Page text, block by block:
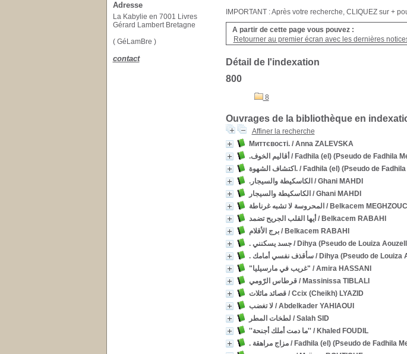
IMPORTANT : Après votre recherche, CLIQUEZ sur +
A partir de cette page vous pouvez :
Retourner au premier écran avec les dernières
Détail de l'indexation
800
8
Ouvrages de la bibliothèque en
Affiner la recherche
Миттєвості./ Anna ZALEVSKA
.أقاليم الخوف / Fadhila (el) (Pseudo de Fadhila
اكتشاف الشهوة./ Fadhila (el) (Pseudo de
.الكاسكيطة والسيجار / Ghani MAHDI
الكاسكيطة والسيجار / Ghani MAHDI
المحروسة لا تشبه غرناطة / Belkacem
أيها القلب الجريح تضمد / Belkacem RABAHI
برج الأقلام/ Belkacem RABAHI
. جسد يسكنني/ Dihya (Pseudo de Louiza
. سأقذف نفسي أمامك/ Dihya (Pseudo de Louiza
"غريب في مارسيليا" / Amira HASSANI
قرطاس الرّومي/ Massinissa TIBLALI
قصائد مائلات/ Ccix (Cheikh) LYAZID
لا تغضب / Abdelkader YAHIAOUI
لطخات المطر / Salah SID
''ما دمت أملك أجنحة''/ Khaled FOUDIL
. مزاج مراهقة/ Fadhila (el) (Pseudo de Fadhila
Adresse
La Kabylie en 7001 Livres
Gérard Lambert Bretagne
( GéLamBre )
contact